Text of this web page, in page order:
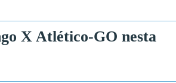
X Atlético-GO nesta